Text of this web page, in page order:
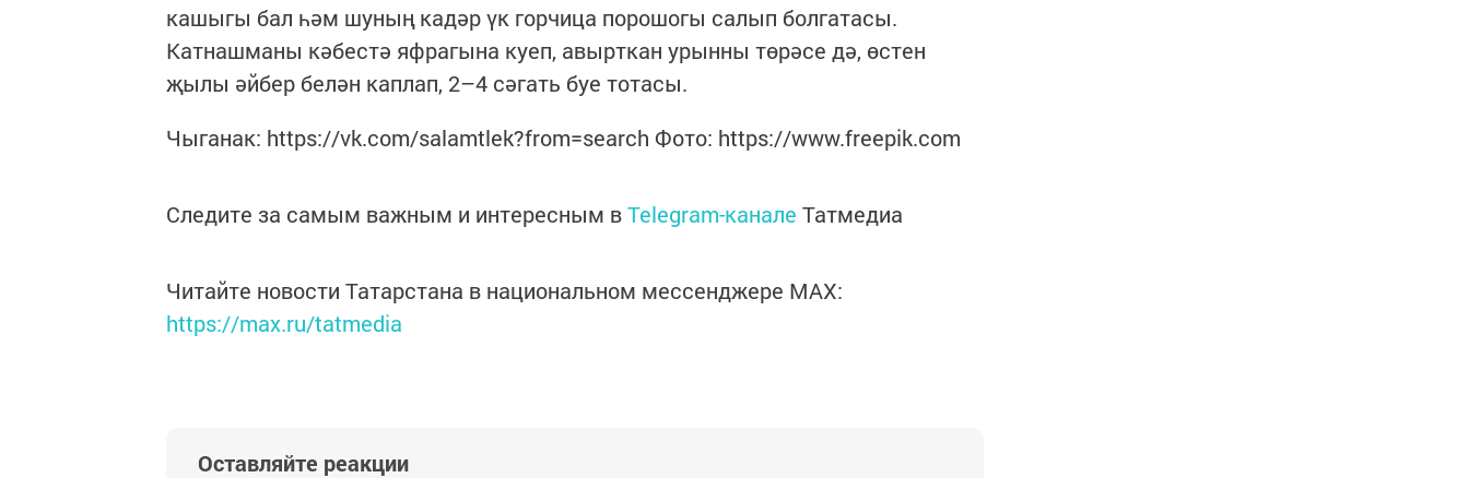
кашыгы бал һәм шуның кадәр үк горчица порошогы салып болгатасы.
Катнашманы кәбестә яфрагына куеп, авырткан урынны төрәсе дә, өстен
җылы әйбер белән каплап, 2–4 сәгать буе тотасы.
Чыганак: https://vk.com/salamtlek?from=search Фото: https://www.freepik.com
Следите за самым важным и интересным вTelegram-канале Татмедиа
Читайте новости Татарстана в национальном мессенджере MАХ:
https://max.ru/tatmedia
Оставляйте реакции